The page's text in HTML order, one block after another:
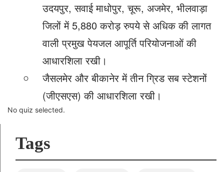
उदयपुर, सवाई माधोपुर, चूरू, अजमेर, भीलवाड़ा
जिलों में 5,880 करोड़ रुपये से अधिक की लागत
वाली प्रमुख पेयजल आपूर्ति परियोजनाओं की
आधारशिला रखी।
जैसलमेर और बीकानेर में तीन ग्रिड सब स्टेशनों
(जीएसएस) की आधारशिला रखी।
No quiz selected.
Tags